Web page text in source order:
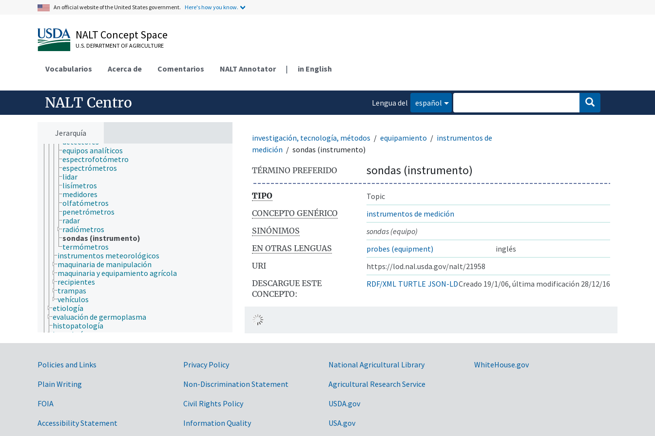
An official website of the United States government. Here's how you know.
NALT Concept Space
U.S. DEPARTMENT OF AGRICULTURE
Vocabularios Acerca de Comentarios NALT Annotator | in English
NALT Centro
Lengua del
español
Jerarquía
equipamiento de aplicación
equipamiento para limpieza
equipamiento para secado
equipo de control de plagas
equipo de laboratorio
equipo de seguridad
equipo médico y veterinario
equipo óptico
equipo portátil
generadores (equipamiento)
instrumentos de medición
calibres
detectores
equipos analíticos
espectrofotómetro
espectrómetros
lidar
lisímetros
medidores
olfatómetros
penetrómetros
radar
radiómetros
sondas (instrumento)
termómetros
instrumentos meteorológicos
maquinaria de manipulación
maquinaria y equipamiento agrícola
recipientes
trampas
vehículos
etiología
evaluación de germoplasma
histopatología
ingeniería
ingeniería genética
localizaciones geográficas históricas
medicamentos
organismos
procesos y condiciones patológicas
propiedades y fenómenos biológicos
recolección de insectos
investigación, tecnología, métodos equipamiento
instrumentos de
medición
sondas (instrumento)
TÉRMINO PREFERIDO sondas (instrumento)
TIPO
Topic
CONCEPTO GENÉRICO
instrumentos de medición
SINÓNIMOS
sondas (equipo)
EN OTRAS LENGUAS
probes (equipment)
inglés
URI
https://lod.nal.usda.gov/nalt/21958
DESCARGUE ESTE
CONCEPTO:
RDF/XML TURTLE JSON-LDCreado 19/1/06, última modificación 28/12/16
Government Links
Policies and Links
Plain Writing
FOIA
Accessibility Statement
Privacy Policy
Non-Discrimination Statement
Civil Rights Policy
Information Quality
National Agricultural Library
Agricultural Research Service
USDA.gov
USA.gov
WhiteHouse.gov